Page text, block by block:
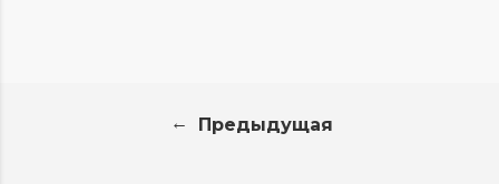
← Предыдущая